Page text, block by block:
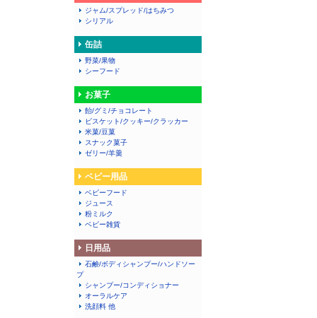
ジャム/スプレッド/はちみつ
シリアル
缶詰
野菜/果物
シーフード
お菓子
飴/グミ/チョコレート
ビスケット/クッキー/クラッカー
米菓/豆菓
スナック菓子
ゼリー/羊羹
ベビー用品
ベビーフード
ジュース
粉ミルク
ベビー雑貨
日用品
石鹸/ボディシャンプー/ハンドソー
プ
シャンプー/コンディショナー
オーラルケア
洗顔料 他